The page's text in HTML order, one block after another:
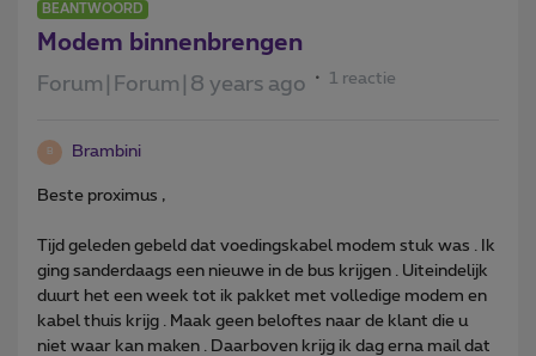
BEANTWOORD
Modem binnenbrengen
Forum|Forum|8 years ago 1 reactie
B Brambini
Beste proximus ,
Tijd geleden gebeld dat voedingskabel modem stuk was . Ik
ging sanderdaags een nieuwe in de bus krijgen . Uiteindelijk
duurt het een week tot ik pakket met volledige modem en
kabel thuis krijg . Maak geen beloftes naar de klant die u
niet waar kan maken . Daarboven krijg ik dag erna mail dat